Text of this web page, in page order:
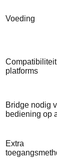
Voeding
Compatibiliteit
platforms
Bridge nodig
bediening op
Extra